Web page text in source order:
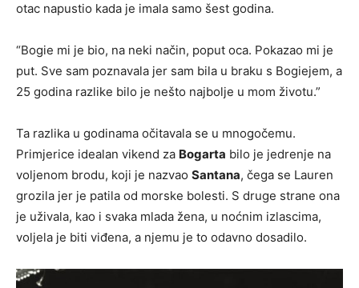
otac napustio kada je imala samo šest godina.
“Bogie mi je bio, na neki način, poput oca. Pokazao mi je
put. Sve sam poznavala jer sam bila u braku s Bogiejem, a
25 godina razlike bilo je nešto najbolje u mom životu.”
Ta razlika u godinama očitavala se u mnogočemu.
Primjerice idealan vikend za Bogarta bilo je jedrenje na
voljenom brodu, koji je nazvao Santana, čega se Lauren
grozila jer je patila od morske bolesti. S druge strane ona
je uživala, kao i svaka mlada žena, u noćnim izlascima,
voljela je biti viđena, a njemu je to odavno dosadilo.